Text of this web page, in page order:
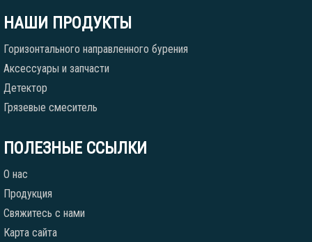
НАШИ ПРОДУКТЫ
Горизонтального направленного бурения
Аксессуары и запчасти
Детектор
Грязевые смеситель
ПОЛЕЗНЫЕ ССЫЛКИ
О нас
Продукция
Свяжитесь с нами
Карта сайта